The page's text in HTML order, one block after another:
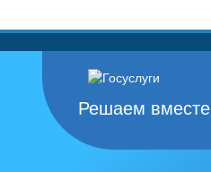
Решаем вместе